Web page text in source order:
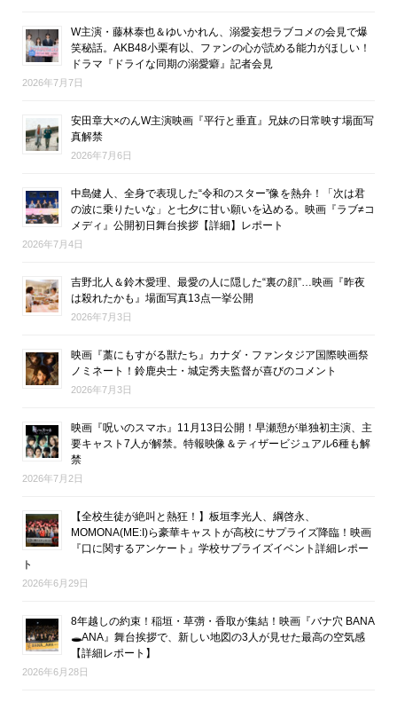
W主演・藤林泰也＆ゆいかれん、溺愛妄想ラブコメの会見で爆
笑秘話。AKB48小栗有以、ファンの心が読める能力がほしい！
ドラマ『ドライな同期の溺愛癖』記者会見
2026年7月7日
安田章大×のんW主演映画『平行と垂直』兄妹の日常映す場面写
真解禁
2026年7月6日
中島健人、全身で表現した“令和のスター”像を熱弁！「次は君
の波に乗りたいな」と七夕に甘い願いを込める。映画『ラブ≠コ
メディ』公開初日舞台挨拶【詳細】レポート
2026年7月4日
吉野北人＆鈴木愛理、最愛の人に隠した“裏の顔”…映画『昨夜
は殺れたかも』場面写真13点一挙公開
2026年7月3日
映画『藁にもすがる獣たち』カナダ・ファンタジア国際映画祭
ノミネート！鈴鹿央士・城定秀夫監督が喜びのコメント
2026年7月3日
映画『呪いのスマホ』11月13日公開！早瀬憩が単独初主演、主
要キャスト7人が解禁。特報映像＆ティザービジュアル6種も解
禁
2026年7月2日
【全校生徒が絶叫と熱狂！】板垣李光人、綱啓永、
MOMONA(ME:I)ら豪華キャストが高校にサプライズ降臨！映画
『口に関するアンケート』学校サプライズイベント詳細レポー
ト
2026年6月29日
8年越しの約束！稲垣・草彅・香取が集結！映画『バナ穴 BANA
🕳ANA』舞台挨拶で、新しい地図の3人が見せた最高の空気感
【詳細レポート】
2026年6月28日